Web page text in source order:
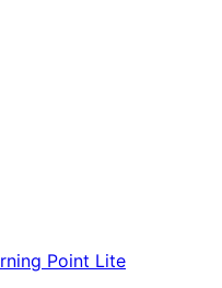
Point Lite